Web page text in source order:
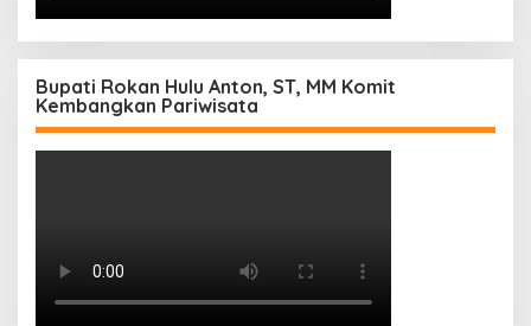
Bupati Rokan Hulu Anton, ST, MM Komit
Kembangkan Pariwisata